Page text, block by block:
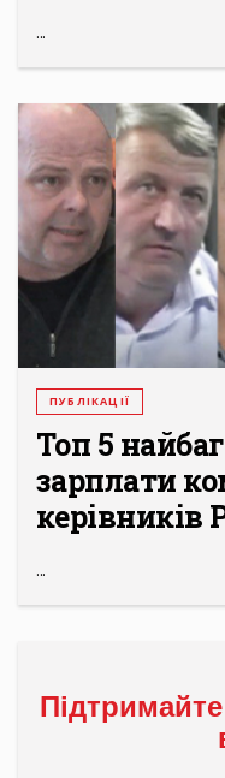
...
ПУБЛІКАЦІЇ
Топ 5
зарплати
кeрівників
...